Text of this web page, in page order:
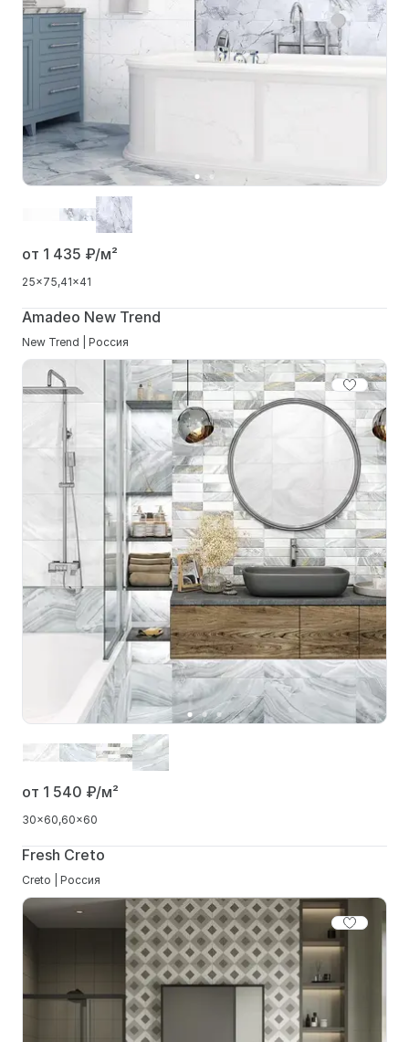
от 1 435 ₽/м²
25x75 41x41
Amadeo New Trend
New Trend | Россия
от 1 540 ₽/м²
30x60 60x60
Fresh Creto
Creto | Россия